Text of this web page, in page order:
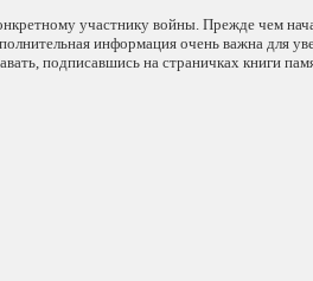
участнику войны. Прежде чем
информация очень важна для
подписавшись на страничках книги